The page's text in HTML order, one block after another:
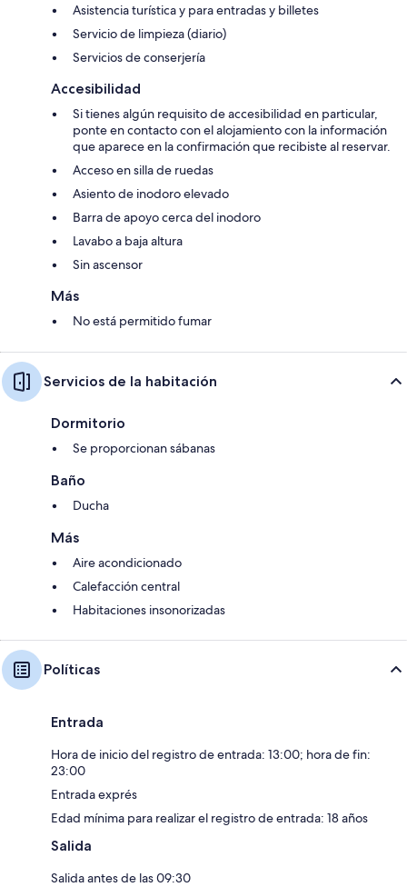
Asistencia turística y para entradas y billetes
Servicio de limpieza (diario)
Servicios de conserjería
Accesibilidad
Si tienes algún requisito de accesibilidad en particular,
ponte en contacto con el alojamiento con la información
que aparece en la confirmación que recibiste al reservar.
Acceso en silla de ruedas
Asiento de inodoro elevado
Barra de apoyo cerca del inodoro
Lavabo a baja altura
Sin ascensor
Más
No está permitido fumar
Servicios de la habitación
Dormitorio
Se proporcionan sábanas
Baño
Ducha
Más
Aire acondicionado
Calefacción central
Habitaciones insonorizadas
Políticas
Entrada
Hora de inicio del registro de entrada: 13:00; hora de fin:
23:00
Entrada exprés
Edad mínima para realizar el registro de entrada: 18 años
Salida
Salida antes de las 09:30